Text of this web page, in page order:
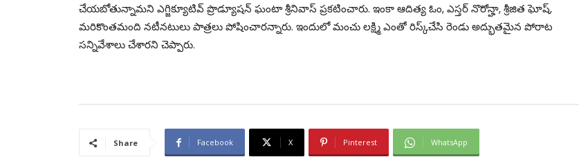
చేయబోతున్నామని ఎగ్జిక్యూటివ్‌ ప్రొడ్యూషన్‌ ఘంటా శ్రీనివాస్‌ ప్రకటించారు. ఇంకా ఆదిత్య ఓం, ఎస్తర్‌ నొరోన్హా, శ్రీజిత ఘోష్‌,
మరికొంతమంది నటీనటులు పాత్రలు పోషించారన్నారు. ఇందులో మంచు లక్ష్మి ఎంతో రిస్క్‌చేసి రెండు అద్భుతమైన పోరాట
సన్నివేశాలు చేశారని చెప్పారు.
Share Facebook X Pinterest WhatsApp